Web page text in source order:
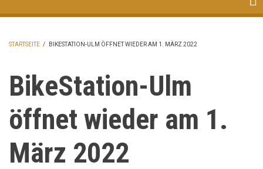
STARTSEITE / BIKESTATION-ULM ÖFFNET WIEDER AM 1. MÄRZ 2022
BikeStation-Ulm
öffnet wieder am 1.
März 2022